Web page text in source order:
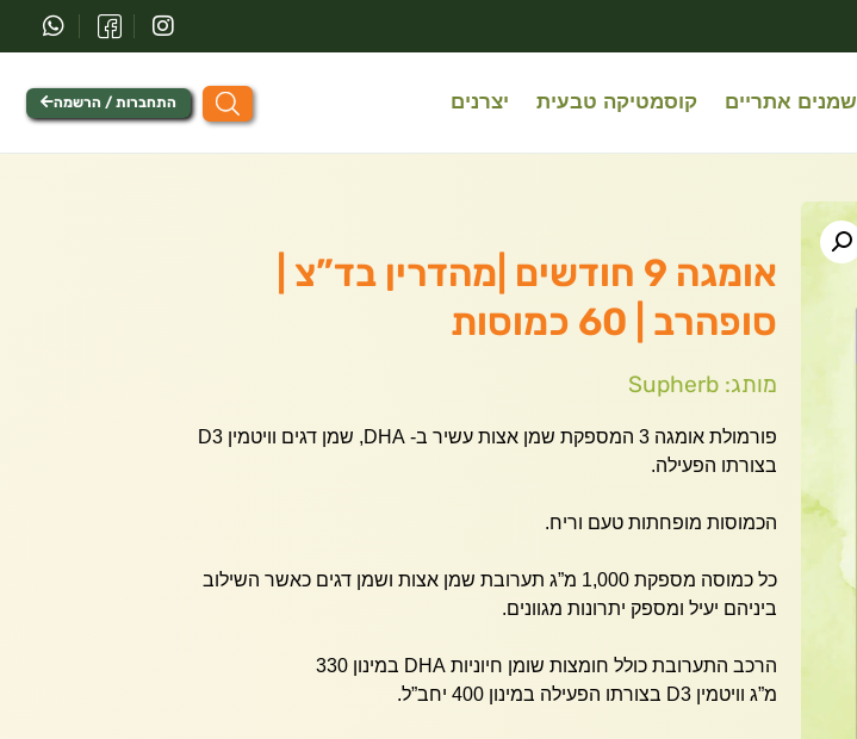
שמנים אתריים קוסמטיקה טבעית יצרנים התחברות / הרשמה
אומגה 9 חודשים |מהדרין בד”צ |
סופהרב | 60 כמוסות
מותג: Supherb
פורמולת אומגה 3 המספקת שמן אצות עשיר ב- DHA, שמן דגים וויטמין D3
בצורתו הפעילה.
הכמוסות מופחתות טעם וריח.
כל כמוסה מספקת 1,000 מ”ג תערובת שמן אצות ושמן דגים כאשר השילוב
ביניהם יעיל ומספק יתרונות מגוונים.
הרכב התערובת כולל חומצות שומן חיוניות DHA במינון 330
מ”ג וויטמין D3 בצורתו הפעילה במינון 400 יחב”ל.